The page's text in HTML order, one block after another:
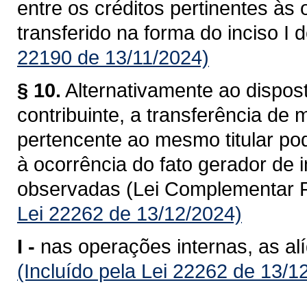
entre os créditos pertinentes às
transferido na forma do inciso I
22190 de 13/11/2024)
§ 10. Alternativamente ao
contribuinte, a transferência de
pertencente ao mesmo titular
à ocorrência do fato gerador de
observadas (Lei Complementar
Lei 22262 de 13/12/2024)
I - nas operações internas, as
(Incluído pela Lei 22262 de 13/